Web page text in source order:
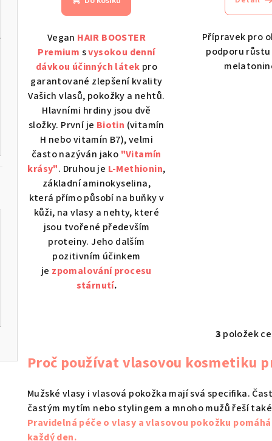
ů
Vegan HAIR BOOSTER
Premium svysokou denní
dávkou účinných látek pro
garantované zlepšení kvality
Vašich vlasů, pokožky a nehtů.
Hlavními hrdiny jsou dvě
složky. První je Biotin (vitamín
H nebo vitamín B7), velmi
často nazýván jako "Vitamín
krásy". Druhou je L-Methionin,
základní aminokyselina,
která přímo působí na buňky v
kůži, na vlasy a nehty, které
jsou tvořené především
proteiny. Jeho dalším
pozitivním účinkem
je zpomalování procesu
stárnutí.
Přípravek pro
podporu růstu
O
v
á
d
a
3 položek
Proč používat vlasovou kosmetiku
Mužské vlasy i vlasová pokožka mají svá specifika.
častým mytím nebo stylingem a mnoho mužů řeší
Pravidelná péče o vlasy a vlasovou pokožku
každý den.